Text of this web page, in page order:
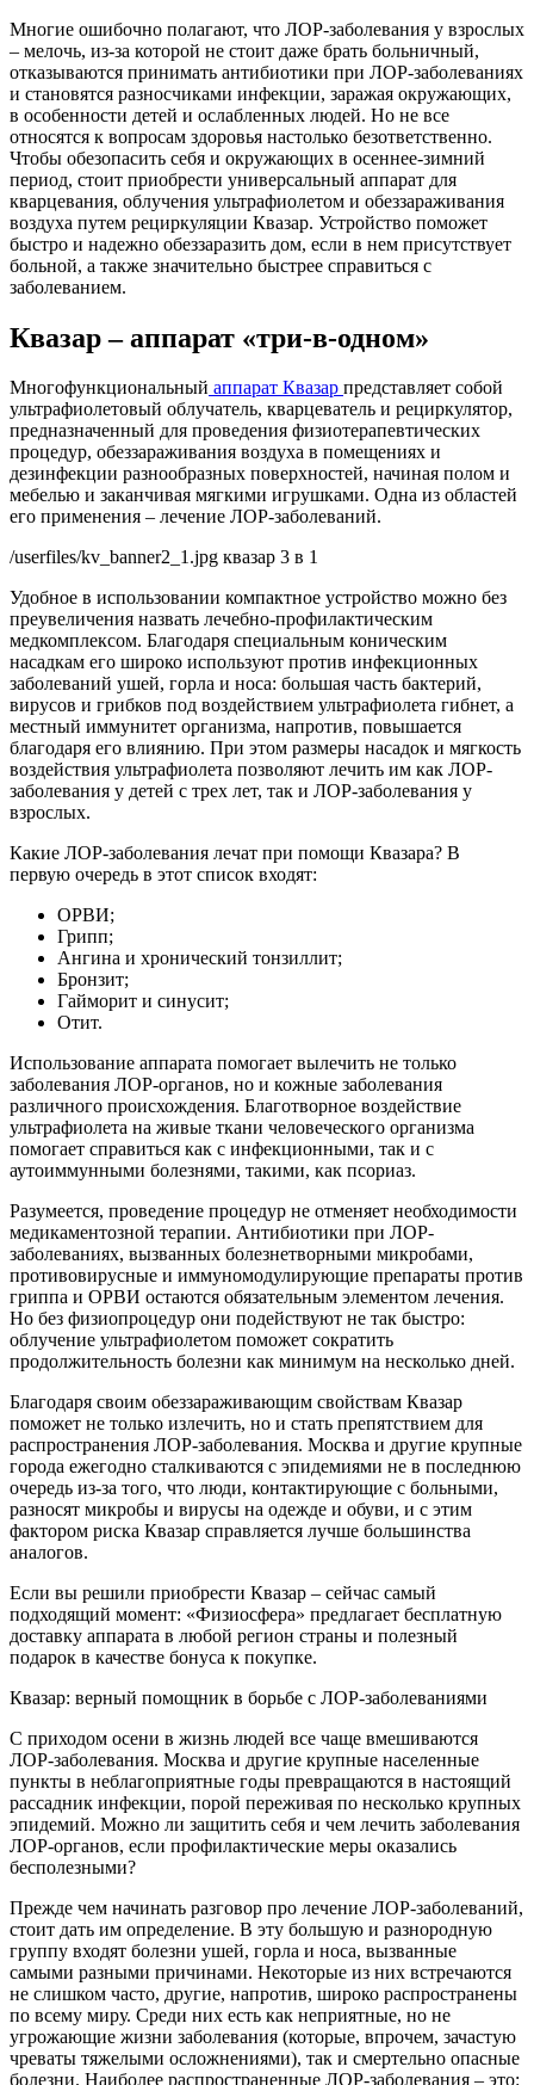
Многие ошибочно полагают, что ЛОР-заболевания у взрослых
– мелочь, из-за которой не стоит даже брать больничный,
отказываются принимать антибиотики при ЛОР-заболеваниях
и становятся разносчиками инфекции, заражая окружающих,
в особенности детей и ослабленных людей. Но не все
относятся к вопросам здоровья настолько безответственно.
Чтобы обезопасить себя и окружающих в осеннее-зимний
период, стоит приобрести универсальный аппарат для
кварцевания, облучения ультрафиолетом и обеззараживания
воздуха путем рециркуляции Квазар. Устройство поможет
быстро и надежно обеззаразить дом, если в нем присутствует
больной, а также значительно быстрее справиться с
заболеванием.
Квазар – аппарат «три-в-одном»
Многофункциональный аппарат Квазар представляет собой
ультрафиолетовый облучатель, кварцеватель и рециркулятор,
предназначенный для проведения физиотерапевтических
процедур, обеззараживания воздуха в помещениях и
дезинфекции разнообразных поверхностей, начиная полом и
мебелью и заканчивая мягкими игрушками. Одна из областей
его применения – лечение ЛОР-заболеваний.
/userfiles/kv_banner2_1.jpg квазар 3 в 1
Удобное в использовании компактное устройство можно без
преувеличения назвать лечебно-профилактическим
медкомплексом. Благодаря специальным коническим
насадкам его широко используют против инфекционных
заболеваний ушей, горла и носа: большая часть бактерий,
вирусов и грибков под воздействием ультрафиолета гибнет, а
местный иммунитет организма, напротив, повышается
благодаря его влиянию. При этом размеры насадок и мягкость
воздействия ультрафиолета позволяют лечить им как ЛОР-
заболевания у детей с трех лет, так и ЛОР-заболевания у
взрослых.
Какие ЛОР-заболевания лечат при помощи Квазара? В
первую очередь в этот список входят:
ОРВИ;
Грипп;
Ангина и хронический тонзиллит;
Бронзит;
Гайморит и синусит;
Отит.
Использование аппарата помогает вылечить не только
заболевания ЛОР-органов, но и кожные заболевания
различного происхождения. Благотворное воздействие
ультрафиолета на живые ткани человеческого организма
помогает справиться как с инфекционными, так и с
аутоиммунными болезнями, такими, как псориаз.
Разумеется, проведение процедур не отменяет необходимости
медикаментозной терапии. Антибиотики при ЛОР-
заболеваниях, вызванных болезнетворными микробами,
противовирусные и иммуномодулирующие препараты против
гриппа и ОРВИ остаются обязательным элементом лечения.
Но без физиопроцедур они подействуют не так быстро:
облучение ультрафиолетом поможет сократить
продолжительность болезни как минимум на несколько дней.
Благодаря своим обеззараживающим свойствам Квазар
поможет не только излечить, но и стать препятствием для
распространения ЛОР-заболевания. Москва и другие крупные
города ежегодно сталкиваются с эпидемиями не в последнюю
очередь из-за того, что люди, контактирующие с больными,
разносят микробы и вирусы на одежде и обуви, и с этим
фактором риска Квазар справляется лучше большинства
аналогов.
Если вы решили приобрести Квазар – сейчас самый
подходящий момент: «Физиосфера» предлагает бесплатную
доставку аппарата в любой регион страны и полезный
подарок в качестве бонуса к покупке.
Квазар: верный помощник в борьбе с ЛОР-заболеваниями
С приходом осени в жизнь людей все чаще вмешиваются
ЛОР-заболевания. Москва и другие крупные населенные
пункты в неблагоприятные годы превращаются в настоящий
рассадник инфекции, порой переживая по несколько крупных
эпидемий. Можно ли защитить себя и чем лечить заболевания
ЛОР-органов, если профилактические меры оказались
бесполезными?
Прежде чем начинать разговор про лечение ЛОР-заболеваний,
стоит дать им определение. В эту большую и разнородную
группу входят болезни ушей, горла и носа, вызванные
самыми разными причинами. Некоторые из них встречаются
не слишком часто, другие, напротив, широко распространены
по всему миру. Среди них есть как неприятные, но не
угрожающие жизни заболевания (которые, впрочем, зачастую
чреваты тяжелыми осложнениями), так и смертельно опасные
болезни. Наиболее распространенные ЛОР-заболевания – это: